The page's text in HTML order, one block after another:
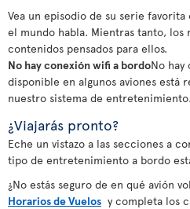
Vea un episodio de su serie
el mundo habla. Mientras tanto, los
contenidos pensados para ellos.
No hay conexión wifi a bordoNo
disponible en algunos aviones está
nuestro sistema de entretenimiento.
¿Viajarás pronto?
Eche un vistazo a las secciones a
tipo de entretenimiento a bordo
¿No estás seguro de en qué avión
Horarios de Vuelos y completa los